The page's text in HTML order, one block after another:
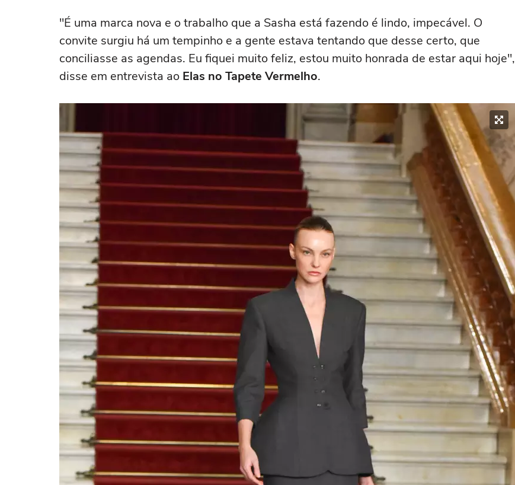
meus looks boho chic
"É uma marca nova e o trabalho que a Sasha está fazendo é lindo, impecável. O
convite surgiu há um tempinho e a gente estava tentando que desse certo, que
conciliasse as agendas. Eu fiquei muito feliz, estou muito honrada de estar aqui hoje",
disse em entrevista ao Elas no Tapete Vermelho.